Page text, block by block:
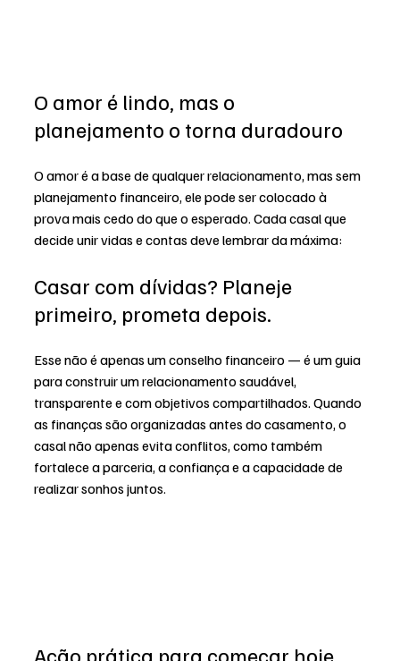
O amor é lindo, mas o
planejamento o torna duradouro
O amor é a base de qualquer relacionamento, mas sem
planejamento financeiro, ele pode ser colocado à
prova mais cedo do que o esperado. Cada casal que
decide unir vidas e contas deve lembrar da máxima:
Casar com dívidas? Planeje
primeiro, prometa depois.
Esse não é apenas um conselho financeiro — é um guia
para construir um relacionamento saudável,
transparente e com objetivos compartilhados. Quando
as finanças são organizadas antes do casamento, o
casal não apenas evita conflitos, como também
fortalece a parceria, a confiança e a capacidade de
realizar sonhos juntos.
Ação prática para começar hoje